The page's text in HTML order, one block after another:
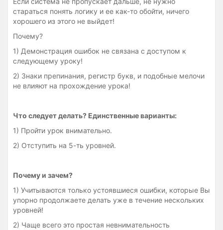
стараться понять логику и ее как-то обойти, ничего
хорошего из этого не выйдет!
Почему?
1) Демонстрация ошибок не связана с доступом к
следующему уроку!
2) Знаки препинания, регистр букв, и подобные мелочи
не влияют на прохождение урока!
Что следует делать? Единственные варианты:
1) Пройти урок внимательно.
2) Отступить на 5-ть уровней.
Почему и зачем?
1) Учитываются только устоявшиеся ошибки, которые Вы
упорно продолжаете делать уже в течение нескольких
уровней!
2) Чаще всего это простая невнимательность